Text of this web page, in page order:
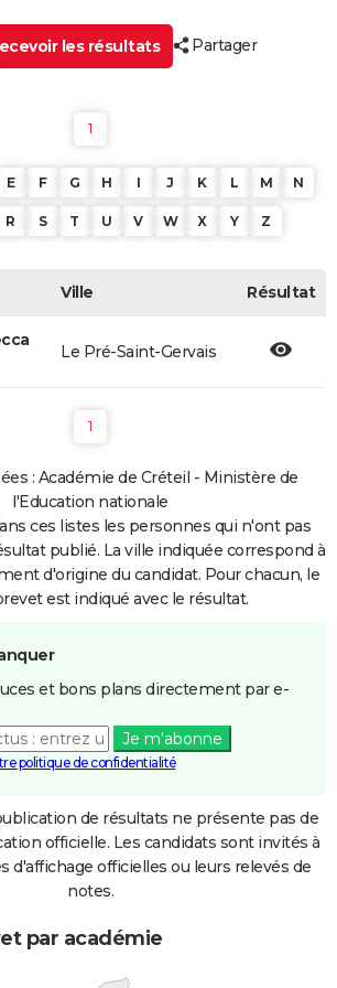
les résultats Partager
1
E F G H I J K L M N
R S T U V W X Y Z
Ville Résultat
Le Pré-Saint-Gervais
1
: Académie de Créteil - Ministère de
l'Education nationale
ces listes les personnes qui n'ont pas
publié. La ville indiquée correspond à
d'origine du candidat. Pour chacun, le
est indiqué avec le résultat.
et bons plans directement par e-
Je m'abonne
politique de confidentialité
de résultats ne présente pas de
officielle. Les candidats sont invités à
d'affichage officielles ou leurs relevés de
notes.
par académie